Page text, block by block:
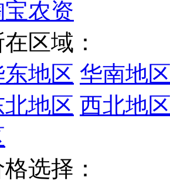
农资
在区域：
地区 华南地
北地区 西北地
选择：